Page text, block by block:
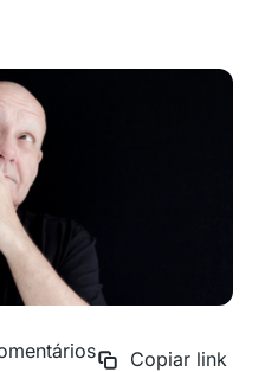
Copiar link